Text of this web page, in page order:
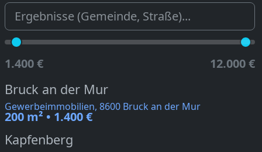
1.400 € 12.000 €
Bruck an der Mur
Gewerbeimmobilien, 8600 Bruck an der Mur
200 m² • 1.400 €
Kapfenberg